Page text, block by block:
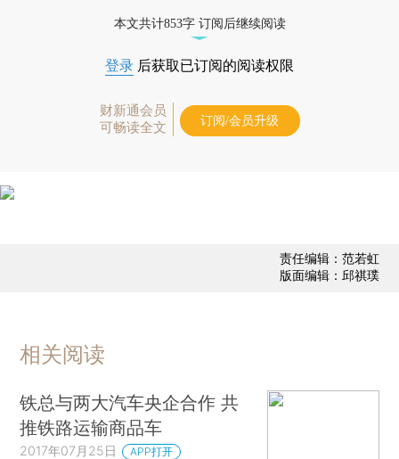
本文共计853字 订阅后继续阅读
登录 后获取已订阅的阅读权限
财新通会员
可畅读全文
订阅/会员升级
责任编辑：范若虹
版面编辑：邱祺璞
相关阅读
铁总与两大汽车央企合作 共
推铁路运输商品车
2017年07月25日 APP打开